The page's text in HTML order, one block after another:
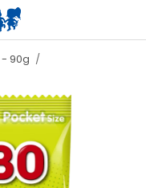
90g /